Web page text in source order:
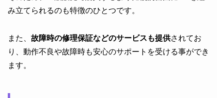
み立てられるのも特徴のひとつです。
また、 故障時の修理保証などのサービスも提供されてお
り、動作不良や故障時も安心のサポートを受ける事ができ
ます。